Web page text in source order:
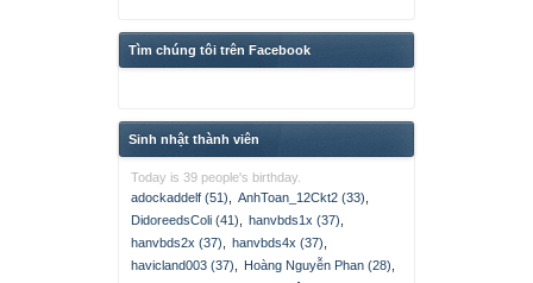
Tìm chúng tôi trên Facebook
Sinh nhật thành viên
Today is 39 people's birthday.
adockaddelf (51)
AnhToan_12Ckt2 (33)
DidoreedsColi (41)
hanvbds1x (37)
hanvbds2x (37)
hanvbds4x (37)
havicland003 (37)
Hoàng Nguyễn Phan (28)